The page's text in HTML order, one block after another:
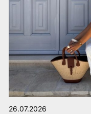
26.07.2026